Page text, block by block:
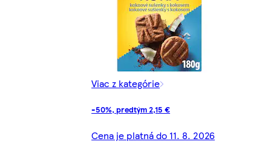
Viac z kategórie
-50%, predtým 2,15 €
Cena je platná do 11. 8. 2026